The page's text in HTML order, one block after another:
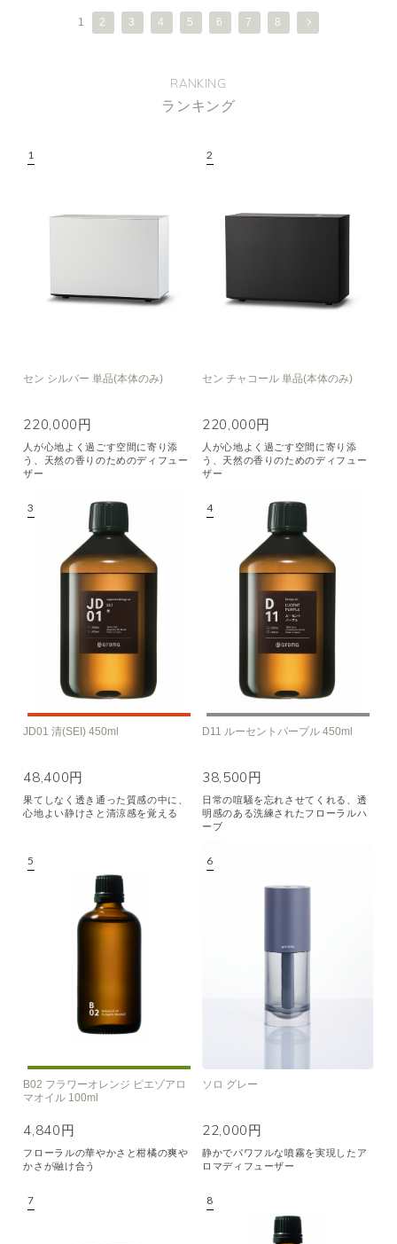
1 2 3 4 5 6 7 8
RANKING
ランキング
セン シルバー 単品(本体のみ)
220,000円
人が心地よく過ごす空間に寄り添
う、天然の香りのためのディフュー
ザー
セン チャコール 単品(本体のみ)
220,000円
人が心地よく過ごす空間に寄り添
う、天然の香りのためのディフュー
ザー
JD01 清(SEI) 450ml
48,400円
果てしなく透き通った質感の中に、
心地よい静けさと清涼感を覚える
D11 ルーセントパープル 450ml
38,500円
日常の喧騒を忘れさせてくれる、透
明感のある洗練されたフローラルハ
ーブ
B02 フラワーオレンジ ピエゾアロ
マオイル 100ml
4,840円
フローラルの華やかさと柑橘の爽や
かさが融け合う
ソロ グレー
22,000円
静かでパワフルな噴霧を実現したア
ロマディフューザー